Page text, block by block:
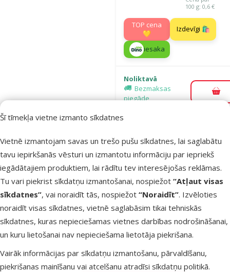
Šī tīmekļa vietne izmanto sīkdatnes
Vietnē izmantojam savas un trešo pušu sīkdatnes, lai saglabātu
tavu iepirkšanās vēsturi un izmantotu informāciju par iepriekš
iegādātajiem produktiem, lai rādītu tev interesējošas reklāmas.
Tu vari piekrist sīkdatņu izmantošanai, nospiežot “Atļaut visas
sīkdatnes”, vai noraidīt tās, nospiežot “Noraidīt”. Izvēloties
noraidīt visas sīkdatnes, vietnē saglabāsim tikai tehniskās
sīkdatnes, kuras nepieciešamas vietnes darbības nodrošināšanai,
un kuru lietošanai nav nepieciešama lietotāja piekrišana.
Vairāk informācijas par sīkdatņu izmantošanu, pārvaldīšanu,
piekrišanas mainīšanu vai atcelšanu atradīsi sīkdatņu politikā.
100 g: 0,6 €
TOP cena
💛
Izdevīgi 🛍️
iesaka
Noliktavā
Bezmaksas
piegāde
Barība
Ontario Cat
Hairball, 0,4
Cena
5,99 €
Cena par 100 g:
iesaka
Noliktavā